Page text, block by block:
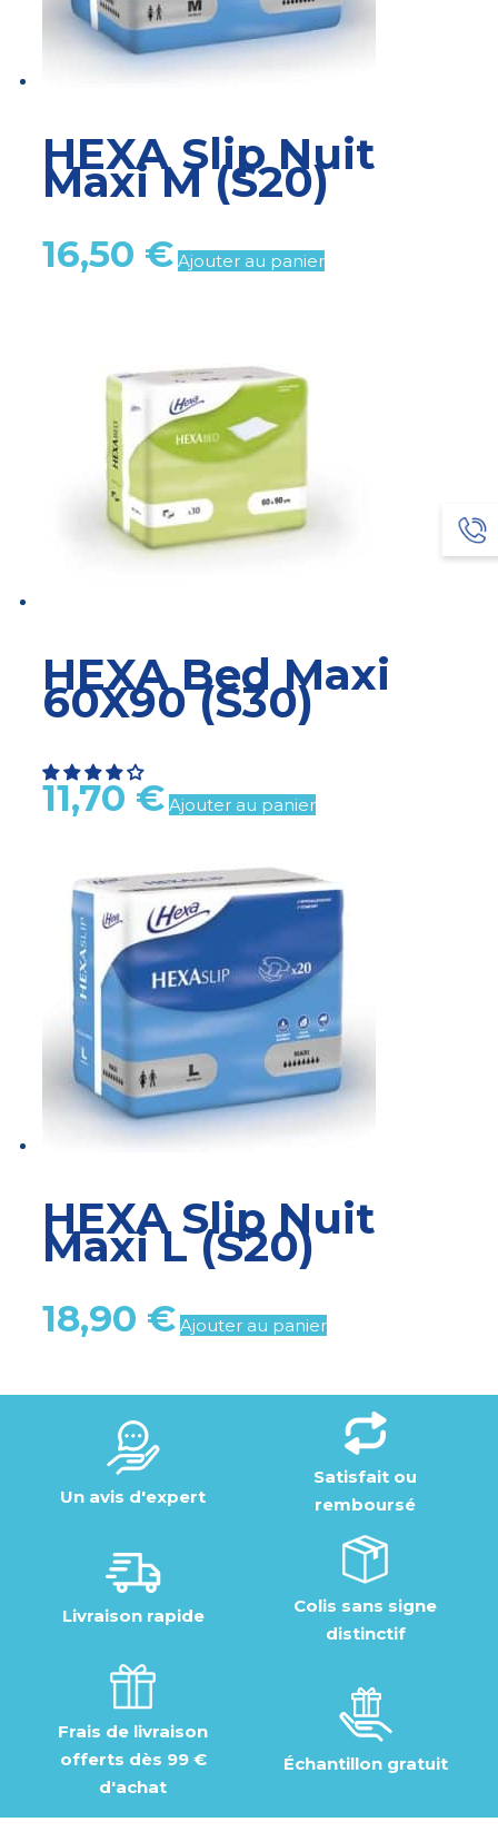
HEXA Slip Nuit
Maxi M (S20)
16,50 € Ajouter au panier
HEXA Bed Maxi
60X90 (S30)
11,70 € Ajouter au panier
HEXA Slip Nuit
Maxi L (S20)
18,90 € Ajouter au panier
Un avis d'expert
Satisfait ou
remboursé
Livraison rapide
Colis sans signe
distinctif
Frais de livraison
offerts dès 99 €
d'achat
Échantillon gratuit